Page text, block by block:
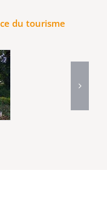
du tourisme